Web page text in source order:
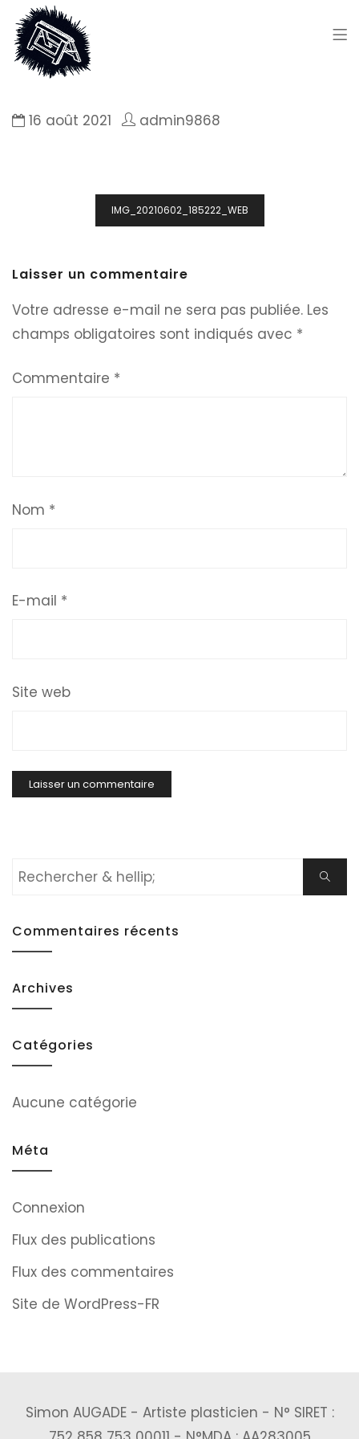
16 août 2021 admin9868
IMG_20210602_185222_WEB
Laisser un commentaire
Votre adresse e-mail ne sera pas publiée. Les
champs obligatoires sont indiqués avec *
Commentaire *
Nom *
E-mail *
Site web
Rechercher:
Commentaires récents
Archives
Catégories
Aucune catégorie
Méta
Connexion
Flux des publications
Flux des commentaires
Site de WordPress-FR
Simon AUGADE - Artiste plasticien - N° SIRET :